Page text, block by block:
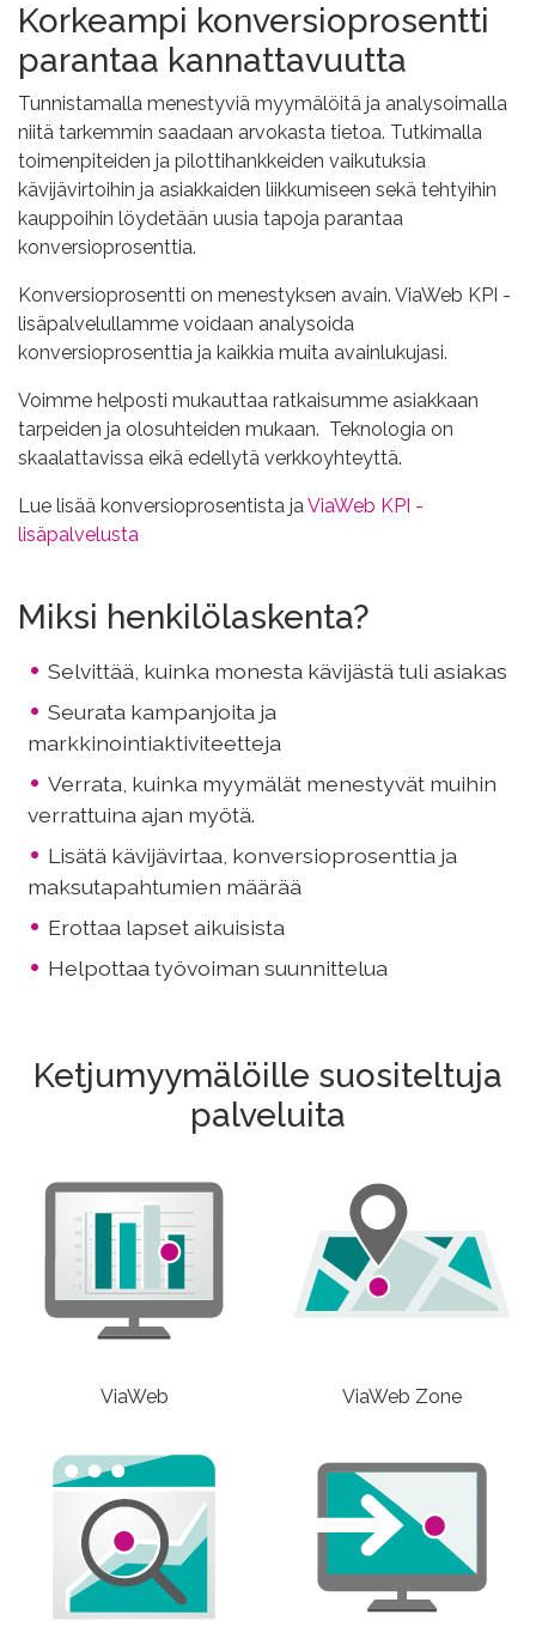
Korkeampi konversioprosentti
parantaa kannattavuutta
Tunnistamalla menestyviä myymälöitä ja analysoimalla
niitä tarkemmin saadaan arvokasta tietoa. Tutkimalla
toimenpiteiden ja pilottihankkeiden vaikutuksia
kävijävirtoihin ja asiakkaiden liikkumiseen sekä tehtyihin
kauppoihin löydetään uusia tapoja parantaa
konversioprosenttia.
Konversioprosentti on menestyksen avain. ViaWeb KPI -
lisäpalvelullamme voidaan analysoida
konversioprosenttia ja kaikkia muita avainlukujasi.
Voimme helposti mukauttaa ratkaisumme asiakkaan
tarpeiden ja olosuhteiden mukaan. Teknologia on
skaalattavissa eikä edellytä verkkoyhteyttä.
Lue lisää konversioprosentista jaViaWeb KPI -
lisäpalvelusta
Miksi henkilölaskenta?
Selvittää, kuinka monesta kävijästä tuli asiakas
Seurata kampanjoita ja
markkinointiaktiviteetteja
Verrata, kuinka myymälät menestyvät muihin
verrattuina ajan myötä.
Lisätä kävijävirtaa, konversioprosenttia ja
maksutapahtumien määrää
Erottaa lapset aikuisista
Helpottaa työvoiman suunnittelua
Ketjumyymälöille suositeltuja
palveluita
ViaWeb ViaWeb Zone